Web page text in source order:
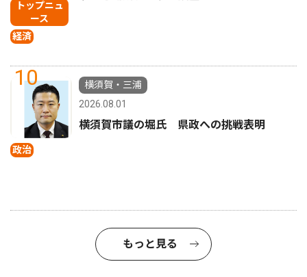
トップニュ
ース
経済
10
政治
横須賀・三浦
2026.08.01
横須賀市議の堀氏 県政への挑戦表明
もっと見る